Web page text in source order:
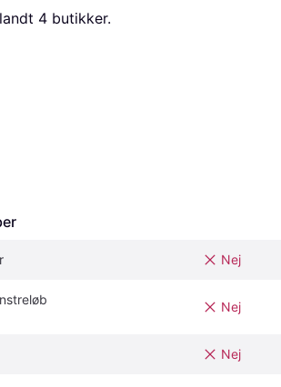
4 butikker.
Nej
Nej
Nej